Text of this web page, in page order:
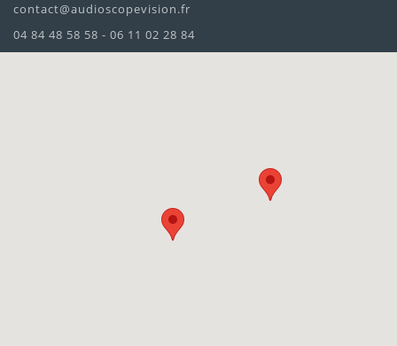
contact@audioscopevision.fr
04 84 48 58 58 - 06 11 02 28 84